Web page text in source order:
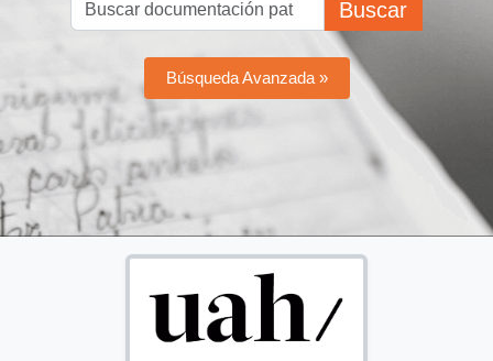
Buscar
Búsqueda Avanzada »